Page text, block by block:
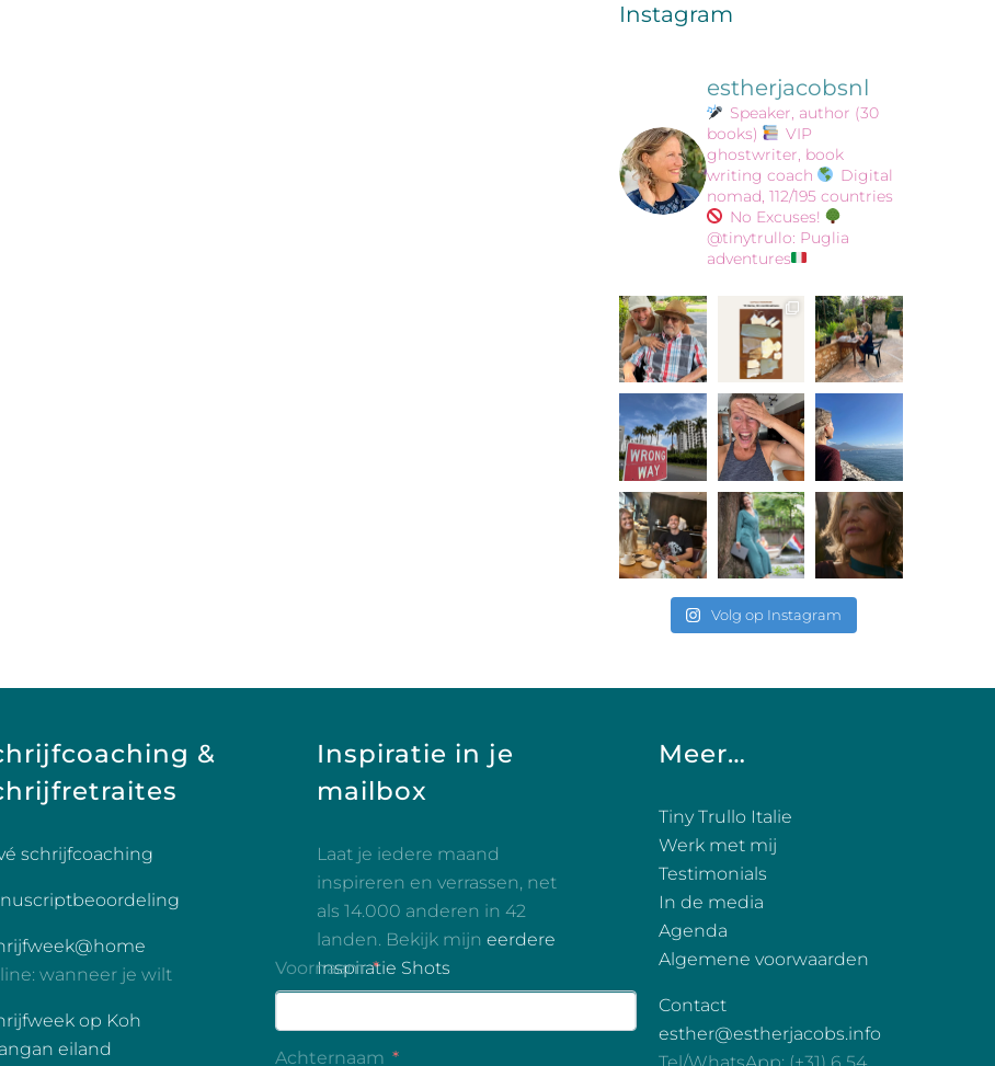
Instagram
estherjacobsnl
Speaker, author (30
books)
VIP
ghostwriter, book
writing coach
Digital
nomad, 112/195 countries
No Excuses!
@tinytrullo: Puglia
adventures
Volg op Instagram
&
schrijfcoaching
wanneer je wilt
op Koh
eiland
Inspiratie in je
mailbox
Laat je iedere maand
inspireren en verrassen, net
als 14.000 anderen in 42
landen. Bekijk mijn eerdere
Inspiratie Shots
Meer…
Tiny Trullo Italie
Werk met mij
Testimonials
In de media
Agenda
Algemene voorwaarden
Contact
esther@estherjacobs.info